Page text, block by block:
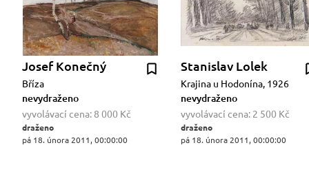
Josef Konečný
Bříza
nevydraženo
vyvolávací cena: 8 000 Kč
draženo
pá 18. února 2011, 00:00:00
Stanislav Lolek
Krajina u Hodonína, 1926
nevydraženo
vyvolávací cena: 2 500 Kč
draženo
pá 18. února 2011, 00:00:00